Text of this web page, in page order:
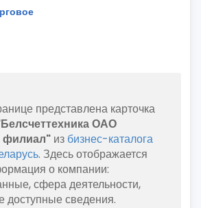
представлена карточка
ОАО
филиал" из бизнес-каталога
. Здесь отображается
о компании:
сфера деятельности,
доступные сведения.